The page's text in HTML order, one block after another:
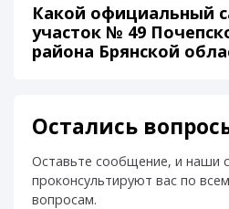
Какой официальный
участок № 49
района Брянской
Остались
Оставьте сообщение, и наши
проконсультируют вас по
вопросам.